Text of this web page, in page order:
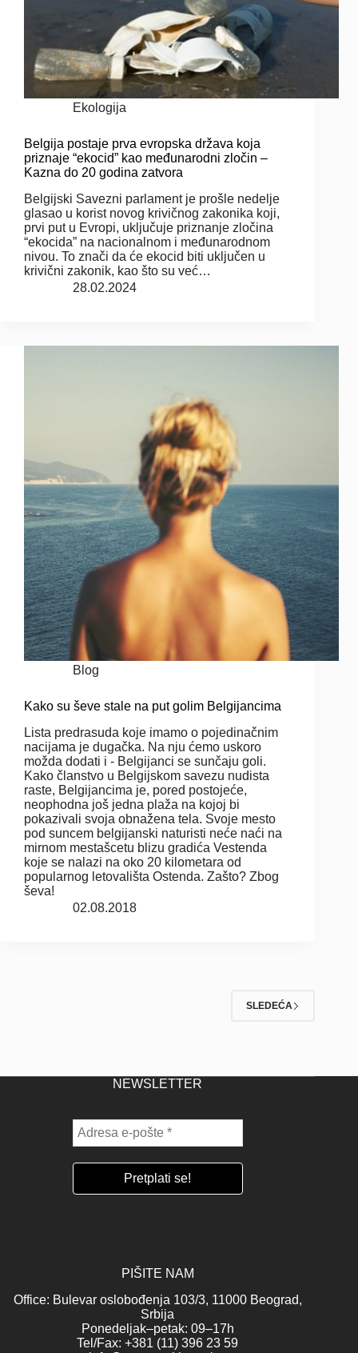
Ekologija
Belgija postaje prva evropska država koja
priznaje “ekocid” kao međunarodni zločin –
Kazna do 20 godina zatvora
Belgijski Savezni parlament je prošle nedelje
glasao u korist novog krivičnog zakonika koji,
prvi put u Evropi, uključuje priznanje zločina
“ekocida” na nacionalnom i međunarodnom
nivou. To znači da će ekocid biti uključen u
krivični zakonik, kao što su već…
28.02.2024
Blog
Kako su ševe stale na put golim Belgijancima
Lista predrasuda koje imamo o pojedinačnim
nacijama je dugačka. Na nju ćemo uskoro
možda dodati i - Belgijanci se sunčaju goli.
Kako članstvo u Belgijskom savezu nudista
raste, Belgijancima je, pored postojeće,
neophodna još jedna plaža na kojoj bi
pokazivali svoja obnažena tela. Svoje mesto
pod suncem belgijanski naturisti neće naći na
mirnom mestašcetu blizu gradića Vestenda
koje se nalazi na oko 20 kilometara od
popularnog letovališta Ostenda. Zašto? Zbog
ševa!
02.08.2018
SLEDEĆA
NEWSLETTER
PIŠITE NAM
Office: Bulevar oslobođenja 103/3, 11000 Beograd,
Srbija
Ponedeljak–petak: 09–17h
Tel/Fax: +381 (11) 396 23 59